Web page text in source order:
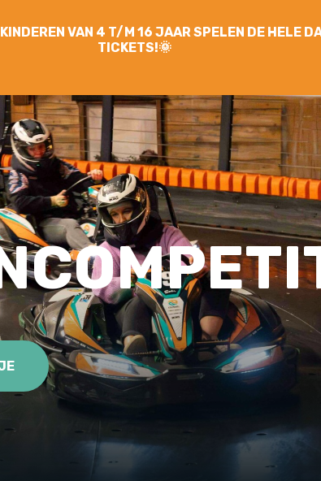
VAN 4 T/M 16 JAAR SPELEN DE HELE
TICKETS!🌞